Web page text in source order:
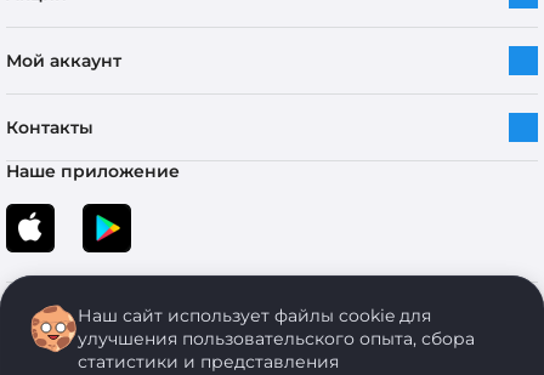
Мой аккаунт
Контакты
Наше приложение
Наш сайт использует файлы cookie для
улучшения пользовательского опыта, сбора
статистики и представления